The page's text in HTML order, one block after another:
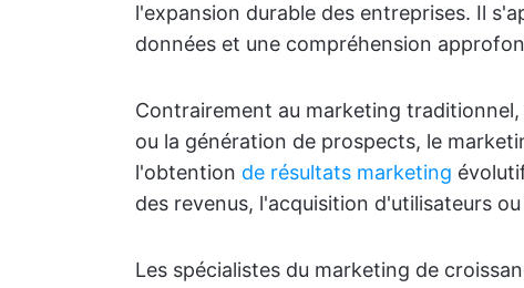
l'expansion durable des entreprises. Il
données et une compréhension
Contrairement au marketing
ou la génération de prospects, le
l'obtention de résultats marketing
des revenus, l'acquisition d'utilisateurs
Les spécialistes du marketing de